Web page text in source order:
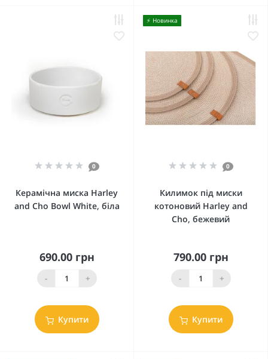
0
Керамічна миска Harley
and Cho Bowl White, біла
690.00 грн
- +
Купити
⚡️ Новинка
0
Килимок під миски
котоновий Harley and
Cho, бежевий
790.00 грн
- +
Купити